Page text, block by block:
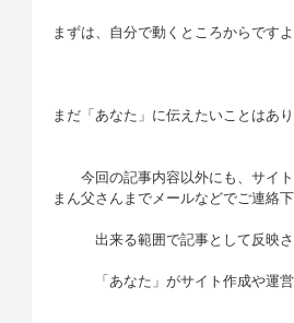
まずは、自分で動くところからです
まだ「あなた」に伝えたいことはあ
今回の記事内容以外にも、サイト
まん父さんまでメールなどでご連絡
出来る範囲で記事として反映さ
「あなた」がサイト作成や運営